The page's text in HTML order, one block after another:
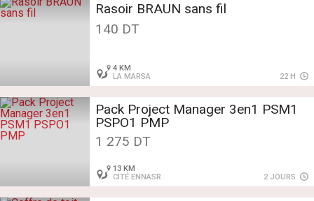
Rasoir BRAUN sans fil
140 DT
4 KM
LA MARSA
22 H
Pack Project Manager 3en1 PSM1
PSPO1 PMP
1 275 DT
13 KM
CITÉ ENNASR
2 JOURS